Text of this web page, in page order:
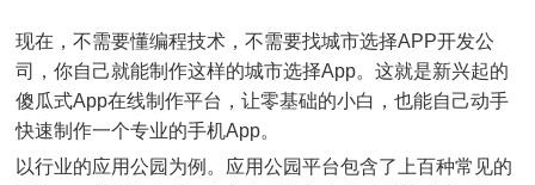
现在，不需要懂编程技术，不需要找城市选择APP开发公
司，你自己就能制作这样的城市选择App。这就是新兴起的
傻瓜式App在线制作平台，让零基础的小白，也能自己动手
快速制作一个专业的手机App。
以行业的应用公园为例。应用公园平台包含了上百种常见的